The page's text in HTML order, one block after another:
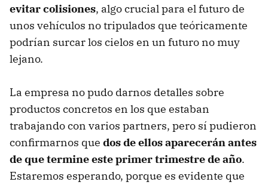
evitar colisiones, algo crucial para el futuro de
unos vehículos no tripulados que teóricamente
podrían surcar los cielos en un futuro no muy
lejano.
La empresa no pudo darnos detalles sobre
productos concretos en los que estaban
trabajando con varios partners, pero sí pudieron
confirmarnos que dos de ellos aparecerán antes
de que termine este primer trimestre de año.
Estaremos esperando, porque es evidente que